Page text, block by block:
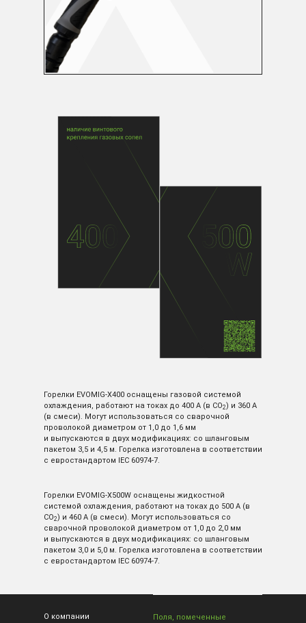
Горелки EVOMIG-X400 оснащены газовой системой
охлаждения, работают на токах до 400 А (в СО2) и 360 А
(в смеси). Могут использоваться со сварочной
проволокой диаметром от 1,0 до 1,6 мм
и выпускаются в двух модификациях: со шланговым
пакетом 3,5 и 4,5 м. Горелка изготовлена в соответствии
с евростандартом ІЕС 60974-7.
Горелки EVOMIG-X500W оснащены жидкостной
системой охлаждения, работают на токах до 500 А (в
СО2) и 460 А (в смеси). Могут использоваться со
сварочной проволокой диаметром от 1,0 до 2,0 мм
и выпускаются в двух модификациях: со шланговым
пакетом 3,0 и 5,0 м. Горелка изготовлена в соответствии
с евростандартом ІЕС 60974-7.
О компании
Поля, помеченные